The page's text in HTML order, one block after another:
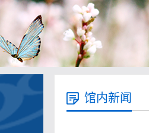
馆内新闻